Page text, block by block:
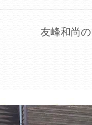
友峰和尚